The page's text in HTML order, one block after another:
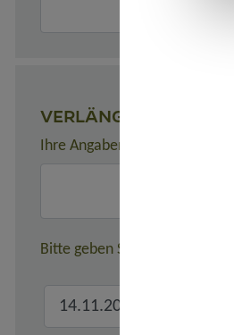
VERLÄNGERUNGEN
Ihre Angaben zu
Bitte geben Sie hier den